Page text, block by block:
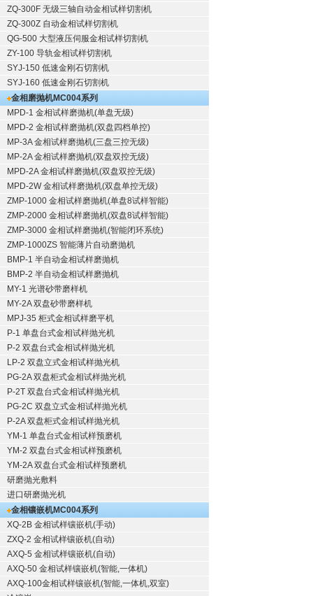
ZQ-300F 无级三轴自动金相试样切割机
ZQ-300Z 自动金相试样切割机
QG-500 大型液压伺服金相试样切割机
ZY-100 导轨金相试样切割机
SYJ-150 低速金刚石切割机
SYJ-160 低速金刚石切割机
金相磨抛机MC004系列
MPD-1 金相试样磨抛机(单盘无级)
MPD-2 金相试样磨抛机(双盘四档单控)
MP-3A 金相试样磨抛机(三盘三控无级)
MP-2A 金相试样磨抛机(双盘双控无级)
MPD-2A 金相试样磨抛机(双盘双控无级)
MPD-2W 金相试样磨抛机(双盘单控无级)
ZMP-1000 金相试样磨抛机(单盘8试样智能)
ZMP-2000 金相试样磨抛机(双盘8试样智能)
ZMP-3000 金相试样磨抛机(智能闭环系统)
ZMP-1000ZS 智能薄片自动磨抛机
BMP-1 半自动金相试样磨抛机
BMP-2 半自动金相试样磨抛机
MY-1 光谱砂带磨样机
MY-2A 双盘砂带磨样机
MPJ-35 柜式金相试样磨平机
P-1 单盘台式金相试样抛光机
P-2 双盘台式金相试样抛光机
LP-2 双盘立式金相试样抛光机
PG-2A 双盘柜式金相试样抛光机
P-2T 双盘台式金相试样抛光机
PG-2C 双盘立式金相试样抛光机
P-2A 双盘柜式金相试样抛光机
YM-1 单盘台式金相试样预磨机
YM-2 双盘台式金相试样预磨机
YM-2A 双盘台式金相试样预磨机
研磨抛光敷料
进口研磨抛光机
金相镶嵌机MC004系列
XQ-2B 金相试样镶嵌机(手动)
ZXQ-2 金相试样镶嵌机(自动)
AXQ-5 金相试样镶嵌机(自动)
AXQ-50 金相试样镶嵌机(智能,一体机)
AXQ-100金相试样镶嵌机(智能,一体机,双室)